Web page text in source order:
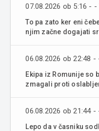
07.08.2026 ob 5:16 - -
To pa zato ker eni
njim začne dogajati
06.08.2026 ob 22:48 -
Ekipa iz Romunije so
zmagali proti
06.08.2026 ob 21:44 -
Lepo da v časniku